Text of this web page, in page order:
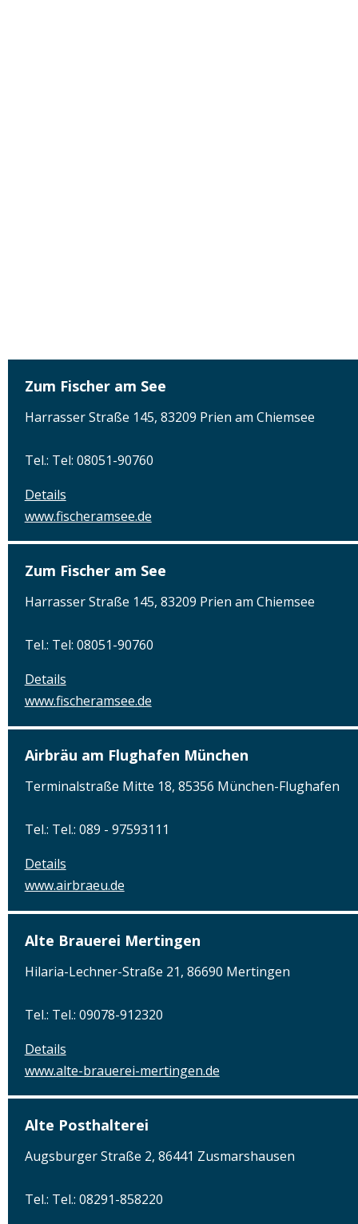
Zum Fischer am See
Harrasser Straße 145, 83209 Prien am Chiemsee
Tel.: Tel: 08051-90760
Details
www.fischeramsee.de
Zum Fischer am See
Harrasser Straße 145, 83209 Prien am Chiemsee
Tel.: Tel: 08051-90760
Details
www.fischeramsee.de
Airbräu am Flughafen München
Terminalstraße Mitte 18, 85356 München-Flughafen
Tel.: Tel.: 089 - 97593111
Details
www.airbraeu.de
Alte Brauerei Mertingen
Hilaria-Lechner-Straße 21, 86690 Mertingen
Tel.: Tel.: 09078-912320
Details
www.alte-brauerei-mertingen.de
Alte Posthalterei
Augsburger Straße 2, 86441 Zusmarshausen
Tel.: Tel.: 08291-858220